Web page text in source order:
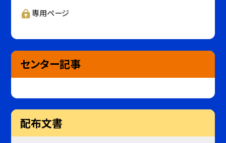
専用ページ
センター記事
配布文書